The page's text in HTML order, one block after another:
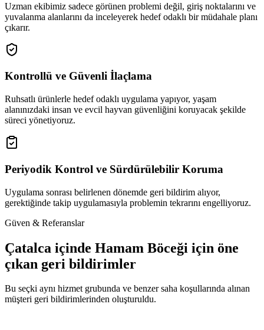
Uzman ekibimiz sadece görünen problemi değil, giriş noktalarını ve
yuvalanma alanlarını da inceleyerek hedef odaklı bir müdahale planı
çıkarır.
Kontrollü ve Güvenli İlaçlama
Ruhsatlı ürünlerle hedef odaklı uygulama yapıyor, yaşam
alanınızdaki insan ve evcil hayvan güvenliğini koruyacak şekilde
süreci yönetiyoruz.
Periyodik Kontrol ve Sürdürülebilir Koruma
Uygulama sonrası belirlenen dönemde geri bildirim alıyor,
gerektiğinde takip uygulamasıyla problemin tekrarını engelliyoruz.
Güven & Referanslar
Çatalca içinde Hamam Böceği için öne
çıkan geri bildirimler
Bu seçki aynı hizmet grubunda ve benzer saha koşullarında alınan
müşteri geri bildirimlerinden oluşturuldu.